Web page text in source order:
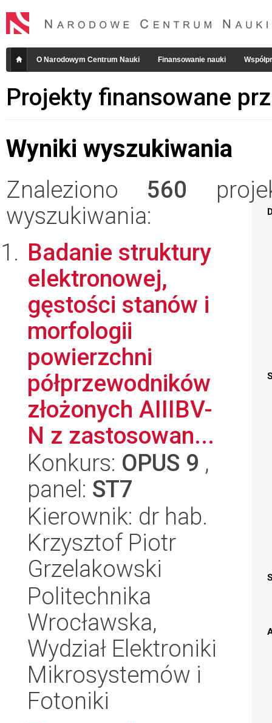
O Narodowym Centrum Nauki Finansowanie nauki
Projekty finansowane
Wyniki wyszukiwania
Znaleziono 560
wyszukiwania:
Badanie struktury
elektronowej,
gęstości stanów i
morfologii
powierzchni
półprzewodników
złożonych AIIIBV-
N z zastosowan...
Konkurs: OPUS 9 ,
panel: ST7
Kierownik: dr hab.
Krzysztof Piotr
Grzelakowski
Politechnika
Wrocławska,
Wydział Elektroniki
Mikrosystemów i
Fotoniki